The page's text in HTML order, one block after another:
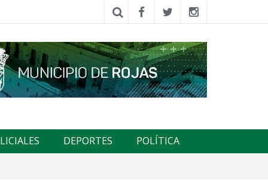
DEPORTES POLÍTICA